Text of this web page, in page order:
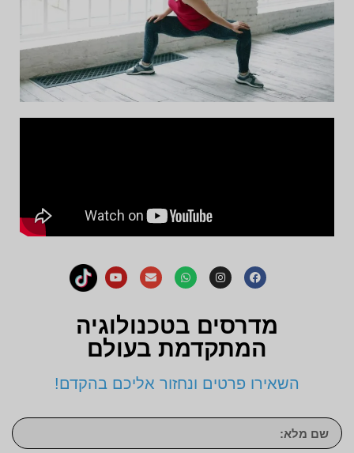
מדרסים בטכנולוגיה
המתקדמת בעולם
השאירו פרטים ונחזור אליכם בהקדם!